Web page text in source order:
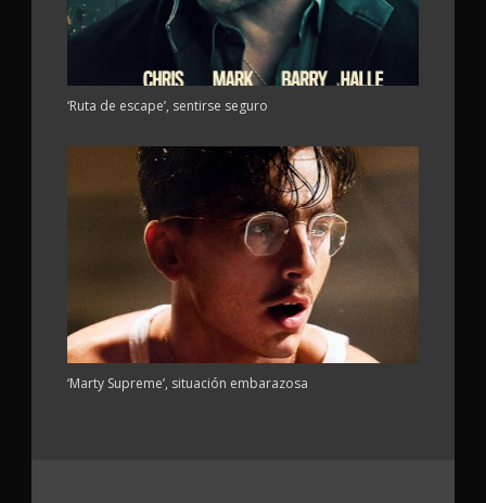
‘Ruta de escape’, sentirse seguro
‘Marty Supreme’, situación embarazosa